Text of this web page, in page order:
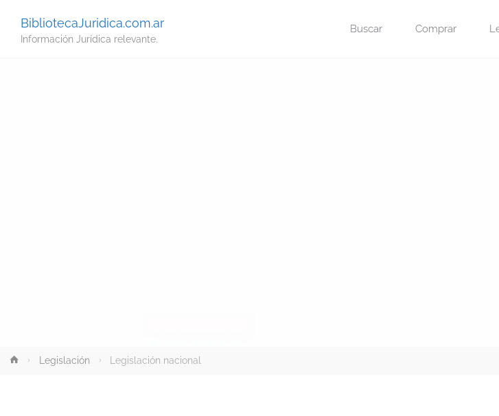
BibliotecaJuridica.com.ar
Información Jurídica relevante.
Buscar Comprar
Inicio Legislación Legislación nacional